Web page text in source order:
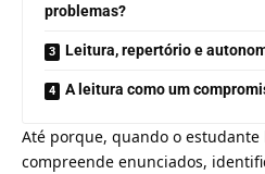
problemas?
Leitura, repertório e
A leitura como um
Até porque, quando o estudante
compreende enunciados,